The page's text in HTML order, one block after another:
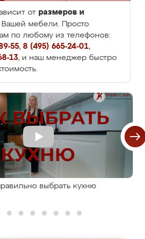
от размеров и
Вашей мебели. Просто
по любому из телефонов:
55, 8 (495) 665-24-01,
13, и наш менеджер быстро
выбрать кухню